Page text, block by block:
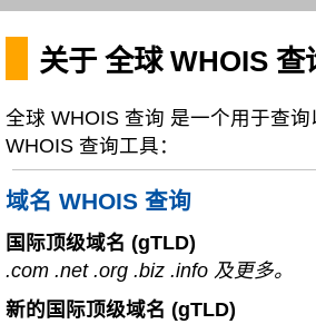
关于 全球 WHOIS 查
全球 WHOIS 查询 是一个用于查
WHOIS 查询工具：
域名 WHOIS 查询
国际顶级域名 (gTLD)
.com .net .org .biz .info 及更多。
新的国际顶级域名 (gTLD)